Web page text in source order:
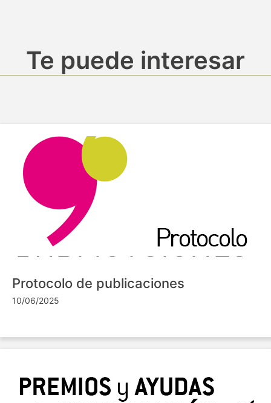
Te puede interesar
Protocolo de publicaciones
10/06/2025